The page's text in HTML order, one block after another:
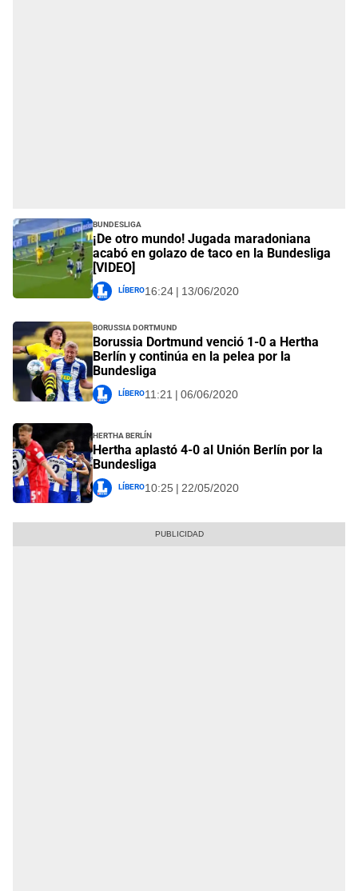
Bundesliga
¡De otro mundo! Jugada maradoniana
acabó en golazo de taco en la Bundesliga
[VIDEO]
Líbero16:24 | 13/06/2020
Borussia Dortmund
Borussia Dortmund venció 1-0 a Hertha
Berlín y continúa en la pelea por la
Bundesliga
Líbero11:21 | 06/06/2020
Hertha Berlín
Hertha aplastó 4-0 al Unión Berlín por la
Bundesliga
Líbero10:25 | 22/05/2020